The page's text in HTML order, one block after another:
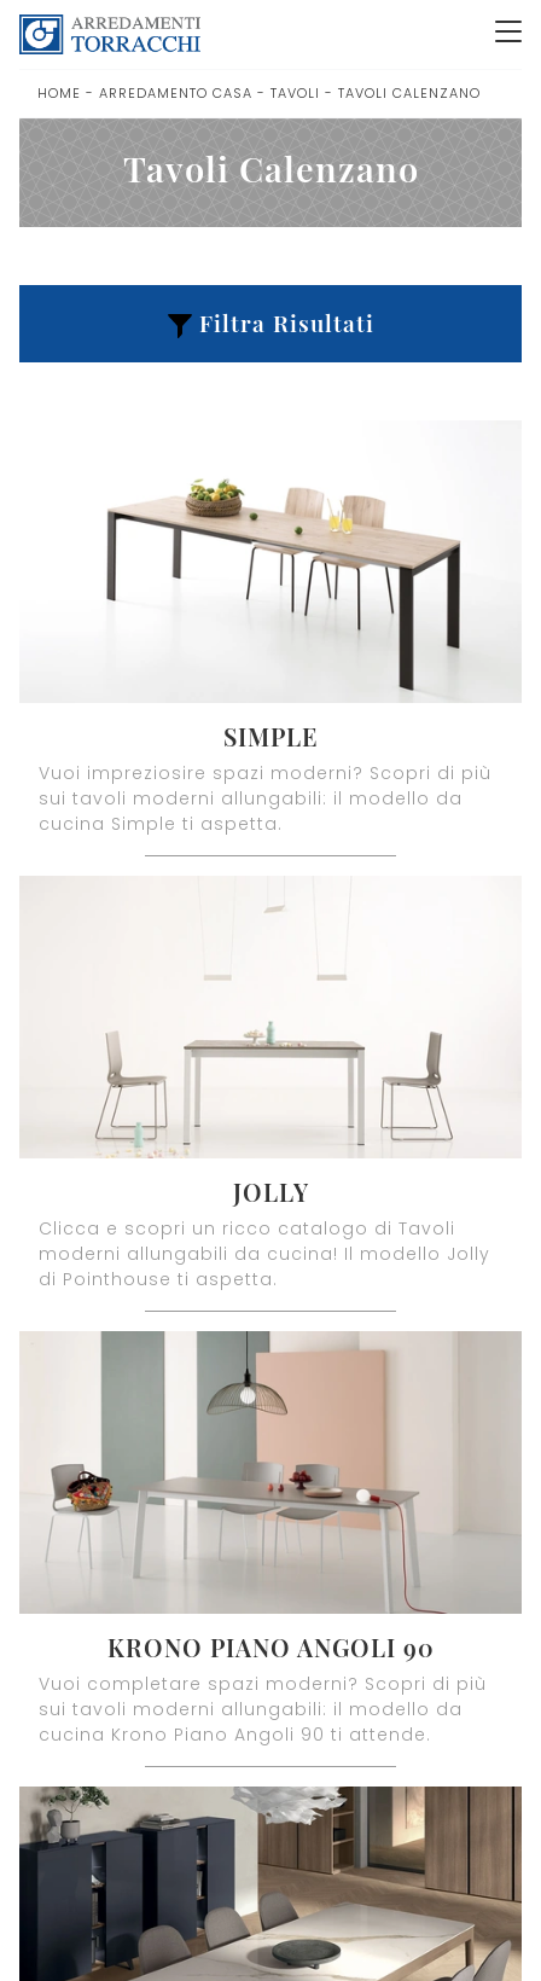
HOME - ARREDAMENTO CASA - TAVOLI - TAVOLI CALENZANO
Tavoli Calenzano
Filtra Risultati
SIMPLE
Vuoi impreziosire spazi moderni? Scopri di più
sui tavoli moderni allungabili: il modello da
cucina Simple ti aspetta.
JOLLY
Clicca e scopri un ricco catalogo di Tavoli
moderni allungabili da cucina! Il modello Jolly
di Pointhouse ti aspetta.
KRONO PIANO ANGOLI 90
Vuoi completare spazi moderni? Scopri di più
sui tavoli moderni allungabili: il modello da
cucina Krono Piano Angoli 90 ti attende.